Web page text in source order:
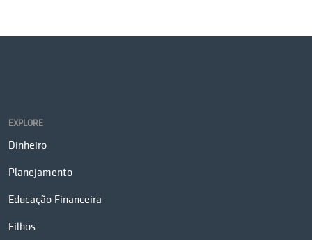
EXPLORE
Dinheiro
Planejamento
Educação Financeira
Filhos